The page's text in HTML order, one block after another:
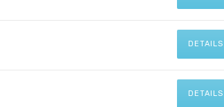
DETAILS
DETAILS